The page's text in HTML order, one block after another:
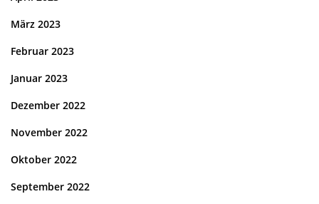
März 2023
Februar 2023
Januar 2023
Dezember 2022
November 2022
Oktober 2022
September 2022